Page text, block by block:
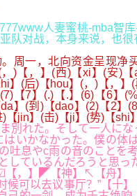
人妻蜜桃-mba
队对战，本身来说，
一，北向资金呈现净
，】(西)【xi】(安)【
】(后)【hou】(，)【，
【7】(.)【.】(6)【6
】(到)【dao】(2)【2
jin】(击)【ji】(势)【shi
れた。そして一人に
いかなかった。僕の
吐息やc雨の音のこと
しているんだろうと
【，】◤【神】↖【舟
候可以去议事厅？”【